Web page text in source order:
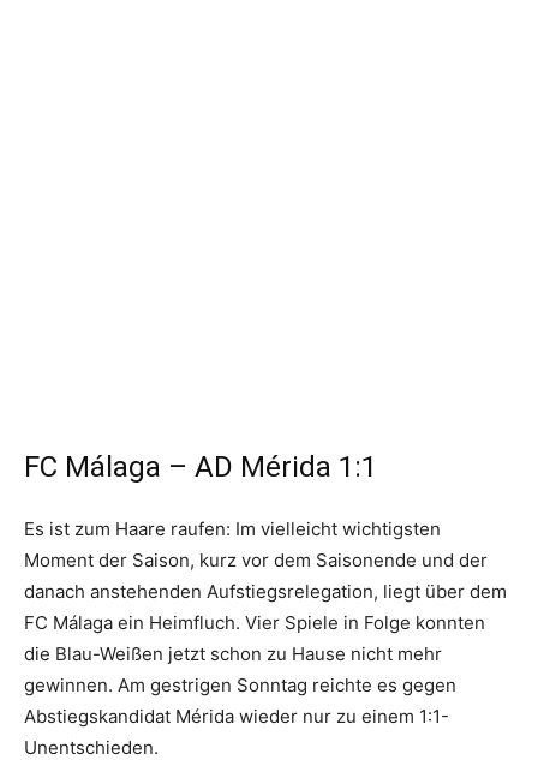
FC Málaga – AD Mérida 1:1
Es ist zum Haare raufen: Im vielleicht wichtigsten
Moment der Saison, kurz vor dem Saisonende und der
danach anstehenden Aufstiegsrelegation, liegt über dem
FC Málaga ein Heimfluch. Vier Spiele in Folge konnten
die Blau-Weißen jetzt schon zu Hause nicht mehr
gewinnen. Am gestrigen Sonntag reichte es gegen
Abstiegskandidat Mérida wieder nur zu einem 1:1-
Unentschieden.